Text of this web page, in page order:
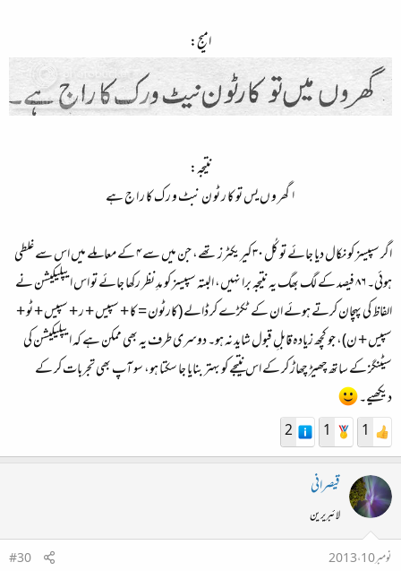
امیج:
نتیجہ:
۱ گھر و ں یس تو کا ر ٹو ن نبٹ و ر ک کا ر ا ج ہے​
اگر سپیسز کو نکال دیا جائے تو کُل ۳۰ کیریکٹرز تھے، جن میں سے ۴ کے معاملے میں اس سے غلطی
ہوئی۔ ۸۶ فیصد کے لگ بھگ یہ نتیجہ برا نہیں، البتہ سپیسز کو مدِ نظر رکھا جائے تو اس ایپلیکیشن نے
الفاظ کی پہچان کرتے ہوئے ان کے ٹکڑے کر ڈالے (کارٹون = کا + سپیس + ر + سپیس + ٹو +
سپیس + ن)، جو کچھ زیادہ قابلِ قبول شاید نہ ہو۔ دوسری طرف یہ بھی ممکن ہے کہ ایپلیکیشن کی
سیٹنگز کے ساتھ چھیڑ چھاڑ کر کے اس نتیجے کو بہتر بنایا جا سکتا ہو، سو آپ بھی تجربات کر کے
دیکھیے۔
1
1
2
قیصرانی
لائبریرین
نومبر 10، 2013
#30